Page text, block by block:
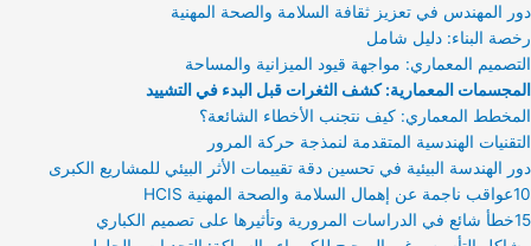
دور المهندس في تعزيز ثقافة السلامة والصحة المهنية
رخصة البناء: دليل شامل
التصميم المعماري: مواجهة قيود الميزانية والمساحة
المجسمات المعمارية: كشف الثغرات قبل البدء في التشييد
المخطط المعماري: كيف نتجنب الأخطاء الشائعة؟
التقنيات الهندسية المتقدمة لنمذجة حركة المرور
دور الهندسة البيئية في تحسين دقة تقييمات الأثر البيئي للمشاريع الكبرى
10عواقب ناجمة عن إهمال السلامة والصحة المهنية HCIS
15خطأ شائع في الدراسات المرورية وتأثيرها على تصميم الكباري